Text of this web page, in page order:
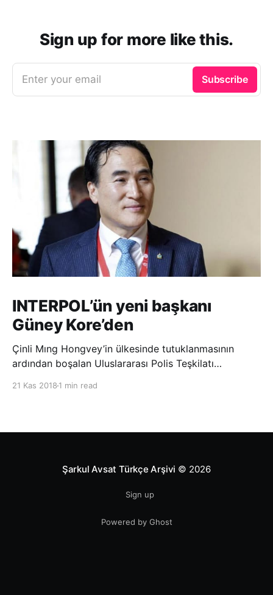
Sign up for more like this.
Enter your email Subscribe
INTERPOL’ün yeni başkanı
Güney Kore’den
Çinli Mıng Hongvey’in ülkesinde tutuklanmasının
ardından boşalan Uluslararası Polis Teşkilatı
21 Kas 2018 1 min read
Şarkul Avsat Türkçe Arşivi © 2026
Sign up
Powered by Ghost